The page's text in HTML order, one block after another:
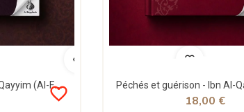
Les méditations d'Ibn Al-Qayyim (Al-Fawâ'id) - Tawbah
favorite_border 18,00 €